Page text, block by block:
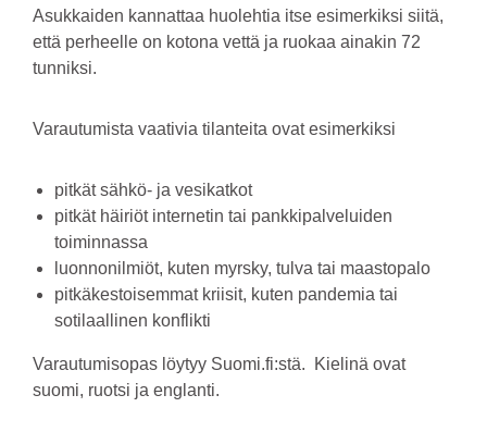
Asukkaiden kannattaa huolehtia itse esimerkiksi siitä,
että perheelle on kotona vettä ja ruokaa ainakin 72
tunniksi.
Varautumista vaativia tilanteita ovat esimerkiksi
pitkät sähkö- ja vesikatkot
pitkät häiriöt internetin tai pankkipalveluiden
toiminnassa
luonnonilmiöt, kuten myrsky, tulva tai maastopalo
pitkäkestoisemmat kriisit, kuten pandemia tai
sotilaallinen konflikti
Varautumisopas löytyy Suomi.fi:stä. Kielinä ovat
suomi, ruotsi ja englanti.